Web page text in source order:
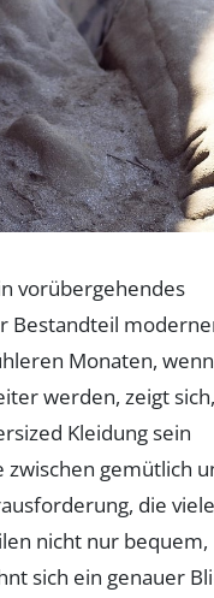
vorübergehendes
Bestandteil
Monaten, wenn
werden, zeigt sich,
Kleidung sein
zwischen gemütlich
die viele
nicht nur bequem,
sich ein genauer